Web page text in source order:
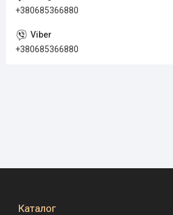
+380685366880
+380685366880
Каталог